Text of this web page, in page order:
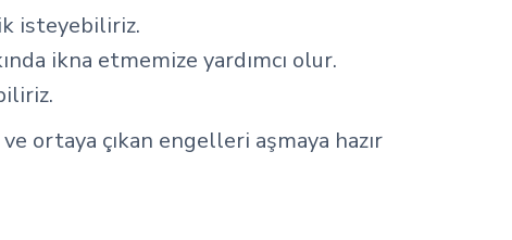
isteyebiliriz.
ikna etmemize yardımcı olur.
ortaya çıkan engelleri aşmaya hazır